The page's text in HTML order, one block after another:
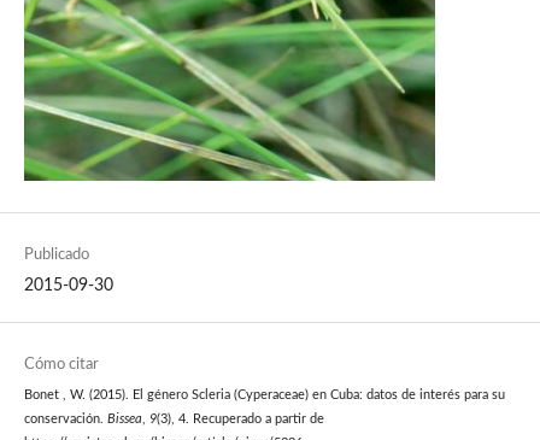
Publicado
2015-09-30
Cómo citar
Bonet , W. (2015). El género Scleria (Cyperaceae) en Cuba: datos de interés para su
conservación. Bissea, 9(3), 4. Recuperado a partir de